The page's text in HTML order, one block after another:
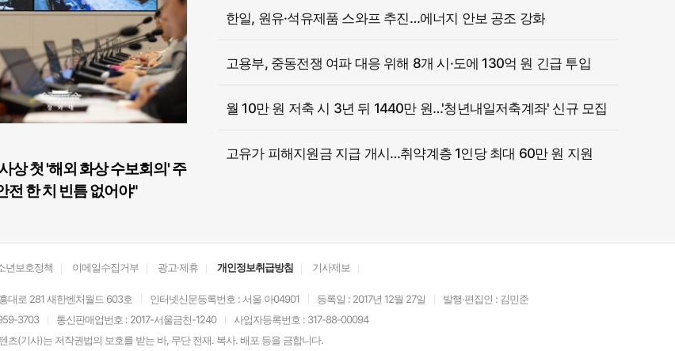
상 첫 '해외 화상 수보회의' 주
전 한 치 빈틈 없어야"
한일, 원유·석유제품 스와프 추진…에너지 안보 공조 강화
고용부, 중동전쟁 여파 대응 위해 8개 시·도에 130억 원 긴급 투입
월 10만 원 저축 시 3년 뒤 1440만 원…'청년내일저축계좌' 신규 모집
고유가 피해지원금 지급 개시…취약계층 1인당 최대 60만 원 지원
년보호정책 이메일수집거부 광고·제휴 개인정보취급방침 기사제보
대로 281 새한벤처월드 603호 인터넷신문등록번호 : 서울 아04901 등록일 : 2017년 12월 27일
발행·편집인 : 김민준
3703
통신판매업번호 : 2017-서울금천-1240
사업자등록번호 : 317-88-00094
츠(기사)는 저작권법의 보호를 받는 바, 무단 전재. 복사. 배포 등을 금합니다.